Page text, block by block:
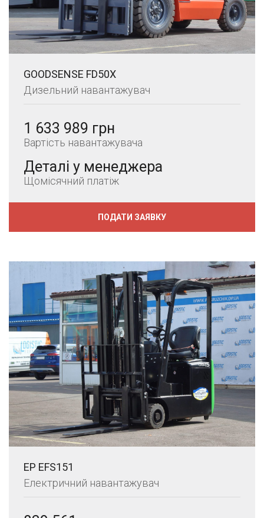
GOODSENSE FD50X
Дизельний навантажувач
1 633 989 грн
Вартість навантажувача
Деталі у менеджера
Щомісячний платіж
ПОДАТИ ЗАЯВКУ
EP EFS151
Електричний навантажувач